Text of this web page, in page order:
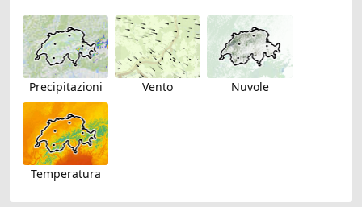
Precipitazioni Vento Nuvole
Temperatura